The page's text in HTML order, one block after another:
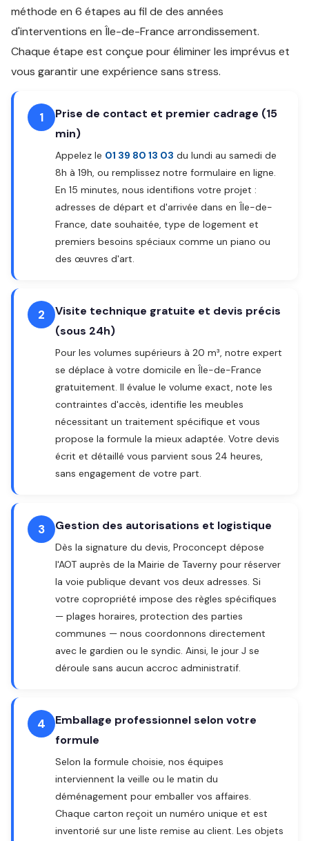
méthode en 6 étapes au fil de des années
d'interventions en Île-de-France arrondissement.
Chaque étape est conçue pour éliminer les imprévus et
vous garantir une expérience sans stress.
1
Prise de contact et premier cadrage (15
min)
Appelez le 01 39 80 13 03 du lundi au samedi de
8h à 19h, ou remplissez notre formulaire en ligne.
En 15 minutes, nous identifions votre projet :
adresses de départ et d'arrivée dans en Île-de-
France, date souhaitée, type de logement et
premiers besoins spéciaux comme un piano ou
des œuvres d'art.
2
Visite technique gratuite et devis précis
(sous 24h)
Pour les volumes supérieurs à 20 m³, notre expert
se déplace à votre domicile en Île-de-France
gratuitement. Il évalue le volume exact, note les
contraintes d'accès, identifie les meubles
nécessitant un traitement spécifique et vous
propose la formule la mieux adaptée. Votre devis
écrit et détaillé vous parvient sous 24 heures,
sans engagement de votre part.
3 Gestion des autorisations et logistique
Dès la signature du devis, Proconcept dépose
l'AOT auprès de la Mairie de Taverny pour réserver
la voie publique devant vos deux adresses. Si
votre copropriété impose des règles spécifiques
— plages horaires, protection des parties
communes — nous coordonnons directement
avec le gardien ou le syndic. Ainsi, le jour J se
déroule sans aucun accroc administratif.
4
Emballage professionnel selon votre
formule
Selon la formule choisie, nos équipes
interviennent la veille ou le matin du
déménagement pour emballer vos affaires.
Chaque carton reçoit un numéro unique et est
inventorié sur une liste remise au client. Les objets